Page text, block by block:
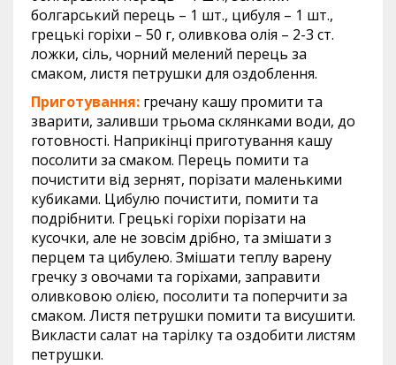
болгарський перець – 1 шт., цибуля – 1 шт.,
грецькі горіхи – 50 г, оливкова олія – 2-3 ст.
ложки, сіль, чорний мелений перець за
смаком, листя петрушки для оздоблення.
Приготування: гречану кашу промити та
зварити, заливши трьома склянками води, до
готовності. Наприкінці приготування кашу
посолити за смаком. Перець помити та
почистити від зернят, порізати маленькими
кубиками. Цибулю почистити, помити та
подрібнити. Грецькі горіхи порізати на
кусочки, але не зовсім дрібно, та змішати з
перцем та цибулею. Змішати теплу варену
гречку з овочами та горіхами, заправити
оливковою олією, посолити та поперчити за
смаком. Листя петрушки помити та висушити.
Викласти салат на тарілку та оздобити листям
петрушки.